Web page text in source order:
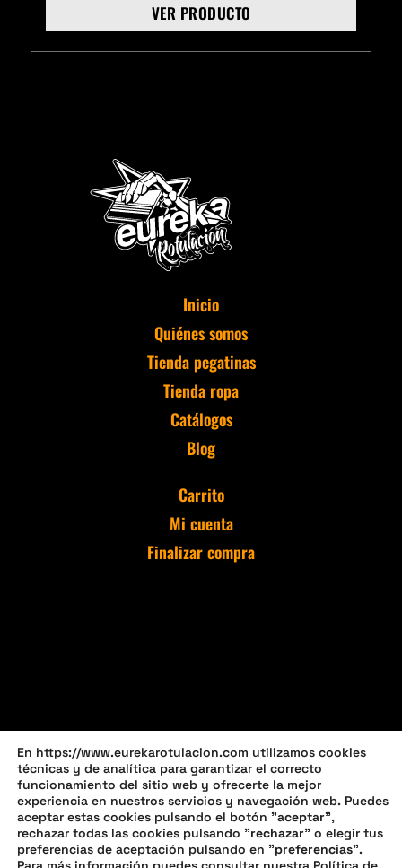
VER PRODUCTO
Inicio
Quiénes somos
Tienda pegatinas
Tienda ropa
Catálogos
Blog
Carrito
Mi cuenta
Finalizar compra
En https://www.eurekarotulacion.com utilizamos cookies
técnicas y de analítica para garantizar el correcto
funcionamiento del sitio web y ofrecerte la mejor
experiencia en nuestros servicios y navegación web. Puedes
aceptar estas cookies pulsando el botón "aceptar",
rechazar todas las cookies pulsando "rechazar" o elegir tus
preferencias de aceptación pulsando en "preferencias".